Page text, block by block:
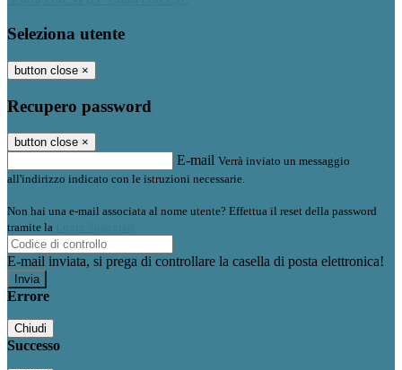
Seleziona utente
button close ×
Recupero password
button close ×
E-mail Verrà inviato un messaggio
all'indirizzo indicato con le istruzioni necessarie.
Non hai una e-mail associata al nome utente? Effettua il reset della password
tramite la
E-mail inviata, si prega di controllare la casella di posta elettronica!
Errore
Chiudi
Successo